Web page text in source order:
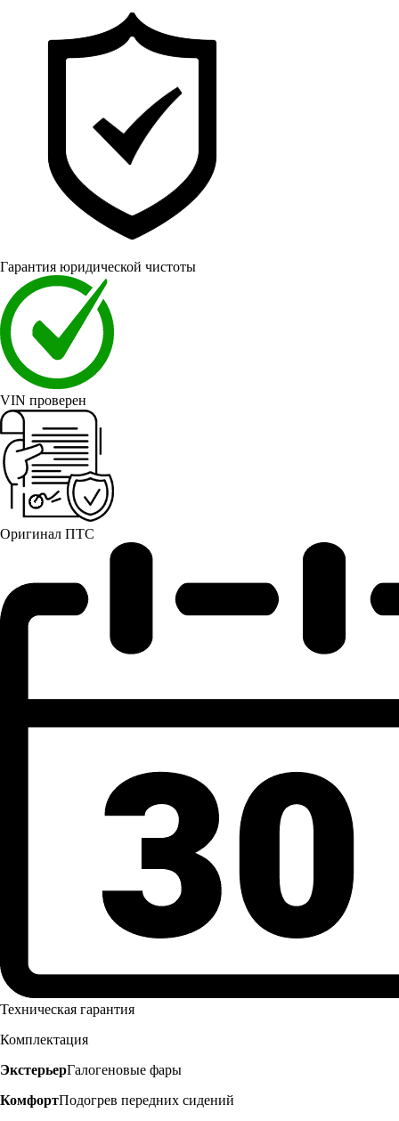
Гарантия юридической чистоты
VIN проверен
Оригинал ПТС
Техническая гарантия
Комплектация
ЭкстерьерГалогеновые фары
КомфортПодогрев передних сидений